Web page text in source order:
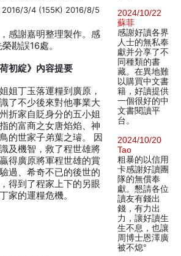
2016/3/4 (155K) 2016/8/5
感謝嘉明整理製作。感
勘誤16處。
初綻》內容提要
姐丁玉落運糧到廣原，
了不少後來對他事業大
折家自貶身分的五小姐
的富商之女唐焰焰、神
的世家子弟葉之璿。 因
及機智，救了程世雄將
得廣原將軍程世雄的賞
過、希奇不已的後世的
得到了程家上下的另眼
家的運糧危機。
2024/10/22
蘇菲
感謝好讀各界
人士的無私奉
獻并分享了不
同種類的書
藏。在異地難
以購買中文書
籍，好讀提供
一個很好的中
文書閱讀平
台。
2024/10/20
Tao
粗暴的以信用
卡感謝好讀團
隊的無償奉
獻。懇請各位
讀友有錢出
錢，有力出
力，讓好讀生
生不息，也讓
周博士恩澤廣
被不熄°